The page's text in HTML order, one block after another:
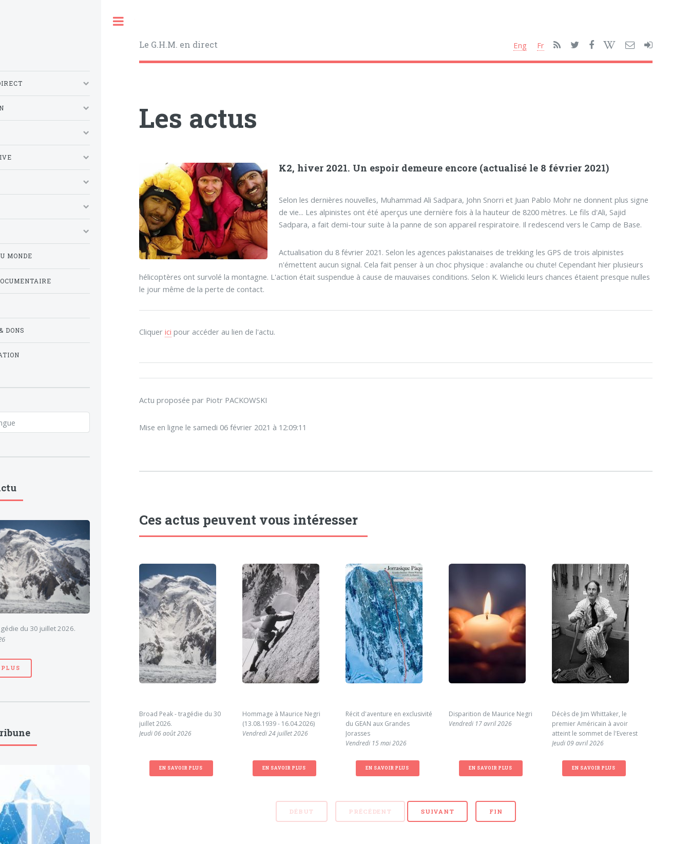
Le G.H.M. en direct Eng Fr
Les actus
K2, hiver 2021. Un espoir demeure encore (actualisé le 8 février 2021)
Selon les dernières nouvelles, Muhammad Ali Sadpara, John Snorri et Juan Pablo Mohr ne donnent plus signe
de vie... Les alpinistes ont été aperçus une dernière fois à la hauteur de 8200 mètres. Le fils d'Ali, Sajid
Sadpara, a fait demi-tour suite à la panne de son appareil respiratoire. Il redescend vers le Camp de Base.
Actualisation du 8 février 2021. Selon les agences pakistanaises de trekking les GPS de trois alpinistes
n'émettent aucun signal. Cela fait penser à un choc physique : avalanche ou chute! Cependant hier plusieurs
hélicoptères ont survolé la montagne. L'action était suspendue à cause de mauvaises conditions. Selon K. Wielicki leurs chances étaient presque nulles
le jour même de la perte de contact.
Cliquer ici pour accéder au lien de l'actu.
Actu proposée par Piotr PACKOWSKI
Mise en ligne le samedi 06 février 2021 à 12:09:11
Ces actus peuvent vous intéresser
Broad Peak - tragédie du 30
juillet 2026.
Jeudi 06 août 2026
EN SAVOIR PLUS
Hommage à Maurice Negri
(13.08.1939 - 16.04.2026)
Vendredi 24 juillet 2026
EN SAVOIR PLUS
Récit d'aventure en exclusivité
du GEAN aux Grandes
Jorasses
Vendredi 15 mai 2026
EN SAVOIR PLUS
Disparition de Maurice Negri
Vendredi 17 avril 2026
EN SAVOIR PLUS
Décès de Jim Whittaker, le
premier Américain à avoir
atteint le sommet de l'Everest
Jeudi 09 avril 2026
EN SAVOIR PLUS
DÉBUT PRÉCÉDENT SUIVANT FIN
MONDE
DONS
du 30 juillet 2026.
PLUS